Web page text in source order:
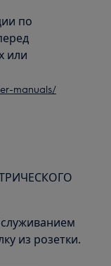
по
или
manuals/
из розетки.